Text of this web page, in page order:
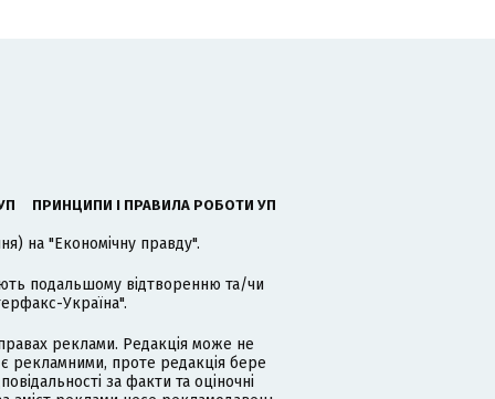
ПРИНЦИПИ І ПРАВИЛА РОБОТИ УП
на "Економічну правду".
подальшому відтворенню та/чи
Україна".
реклами. Редакція може не
рекламними, проте редакція бере
за факти та оціночні